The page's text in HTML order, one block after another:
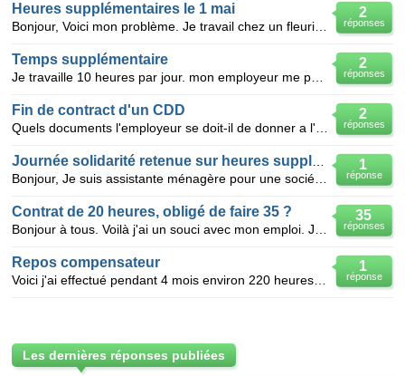
2
réponses
Heures supplémentaires le 1 mai
2
réponses
Temps supplémentaire
2
réponses
Fin de contract d'un CDD
1
réponse
35
réponses
Contrat de 20 heures, obligé de faire 35 ?
1
réponse
Repos compensateur
Les dernières réponses publiées